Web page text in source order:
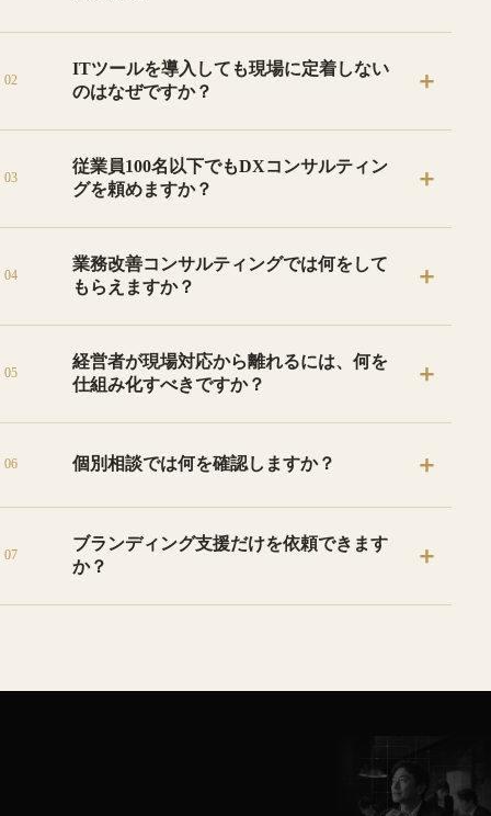
02
ITツールを導入しても現場に定着しない
のはなぜですか？
＋
能から選んでいる場合が多いためです。YLSは
03
従業員100名以下でもDXコンサルティン
グを頼めますか？
＋
下の企業を主な対象とし、会社の規模と体制に
04
業務改善コンサルティングでは何をして
もらえますか？
＋
課題の優先順位づけ、仕組みとIT活用の設計、
05
経営者が現場対応から離れるには、何を
仕組み化すべきですか？
＋
を明確にすることが重要です。経営者に集中し
06 個別相談では何を確認しますか？ ＋
断、現場で止まりやすい作業を確認します。迷
07
ブランディング支援だけを依頼できます
か？
＋